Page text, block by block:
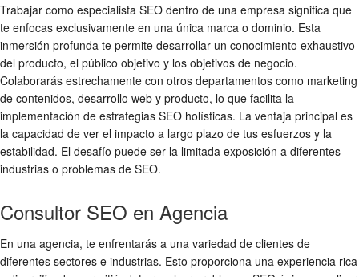
Trabajar como especialista SEO dentro de una empresa significa que
te enfocas exclusivamente en una única marca o dominio. Esta
inmersión profunda te permite desarrollar un conocimiento exhaustivo
del producto, el público objetivo y los objetivos de negocio.
Colaborarás estrechamente con otros departamentos como marketing
de contenidos, desarrollo web y producto, lo que facilita la
implementación de estrategias SEO holísticas. La ventaja principal es
la capacidad de ver el impacto a largo plazo de tus esfuerzos y la
estabilidad. El desafío puede ser la limitada exposición a diferentes
industrias o problemas de SEO.
Consultor SEO en Agencia
En una agencia, te enfrentarás a una variedad de clientes de
diferentes sectores e industrias. Esto proporciona una experiencia rica